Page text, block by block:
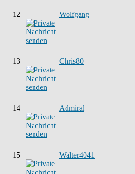
12 Wolfgang
13 Chris80
14 Admiral
15 Walter4041